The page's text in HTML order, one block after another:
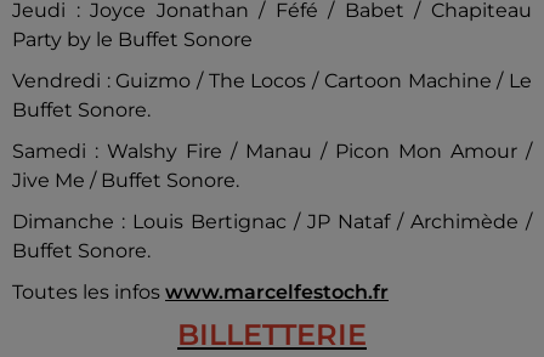
Jeudi : Joyce Jonathan / Féfé / Babet / Chapiteau
Party by le Buffet Sonore
Vendredi : Guizmo / The Locos / Cartoon Machine / Le
Buffet Sonore.
Samedi : Walshy Fire / Manau / Picon Mon Amour /
Jive Me / Buffet Sonore.
Dimanche : Louis Bertignac / JP Nataf / Archimède /
Buffet Sonore.
Toutes les infos www.marcelfestoch.fr
BILLETTERIE